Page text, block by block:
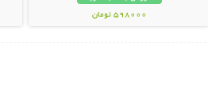
598000 تومان